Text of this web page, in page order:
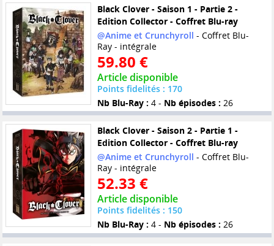
Black Clover - Saison 1 - Partie 2 -
Edition Collector - Coffret Blu-ray
@Anime et Crunchyroll - Coffret Blu-
Ray - intégrale
59.80 €
Article disponible
Points fidelités : 170
Nb Blu-Ray : 4 - Nb épisodes : 26
Black Clover - Saison 2 - Partie 1 -
Edition Collector - Coffret Blu-ray
@Anime et Crunchyroll - Coffret Blu-
Ray - intégrale
52.33 €
Article disponible
Points fidelités : 150
Nb Blu-Ray : 4 - Nb épisodes : 26